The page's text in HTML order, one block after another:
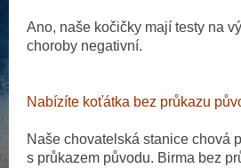
Ano, naše kočičky mají testy na
choroby negativní.
Nabízíte koťátka bez průkazu
Naše chovatelská stanice chová
s průkazem původu. Birma bez